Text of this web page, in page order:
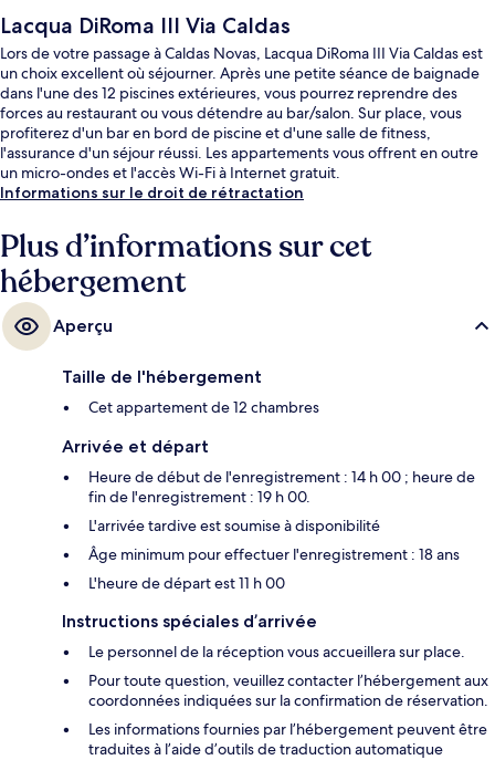
Lacqua DiRoma III Via Caldas
Lors de votre passage à Caldas Novas, Lacqua DiRoma III Via Caldas est
un choix excellent où séjourner. Après une petite séance de baignade
dans l'une des 12 piscines extérieures, vous pourrez reprendre des
forces au restaurant ou vous détendre au bar/salon. Sur place, vous
profiterez d'un bar en bord de piscine et d'une salle de fitness,
l'assurance d'un séjour réussi. Les appartements vous offrent en outre
un micro-ondes et l'accès Wi-Fi à Internet gratuit.
Informations sur le droit de rétractation
Plus d’informations sur cet
hébergement
Aperçu
Taille de l'hébergement
Cet appartement de 12 chambres
Arrivée et départ
Heure de début de l'enregistrement : 14 h 00 ; heure de
fin de l'enregistrement : 19 h 00.
L'arrivée tardive est soumise à disponibilité
Âge minimum pour effectuer l'enregistrement : 18 ans
L'heure de départ est 11 h 00
Instructions spéciales d’arrivée
Le personnel de la réception vous accueillera sur place.
Pour toute question, veuillez contacter l’hébergement aux
coordonnées indiquées sur la confirmation de réservation.
Les informations fournies par l’hébergement peuvent être
traduites à l’aide d’outils de traduction automatique